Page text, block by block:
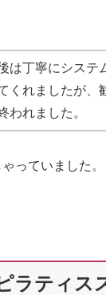
は丁寧にシステ
くれましたが、
われました。
っていました。
ラティス